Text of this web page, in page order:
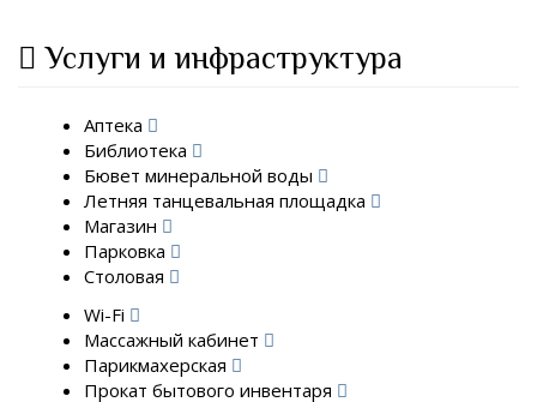
Услуги и инфраструктура
Аптека
Библиотека
Бювет минеральной воды
Летняя танцевальная площадка
Магазин
Парковка
Столовая
Wi-Fi
Массажный кабинет
Парикмахерская
Прокат бытового инвентаря